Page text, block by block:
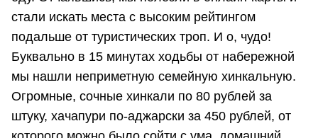
стали искать места с высоким рейтингом
подальше от туристических троп. И о, чудо!
Буквально в 15 минутах ходьбы от набережной
мы нашли неприметную семейную хинкальную.
Огромные, сочные хинкали по 80 рублей за
штуку, хачапури по-аджарски за 450 рублей, от